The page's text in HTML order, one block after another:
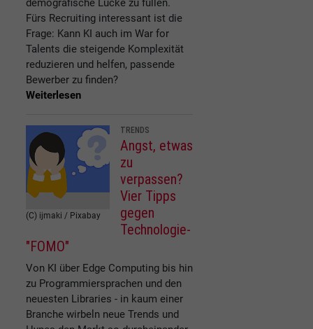
demografische Lücke zu füllen.
Fürs Recruiting interessant ist die
Frage: Kann KI auch im War for
Talents die steigende Komplexität
reduzieren und helfen, passende
Bewerber zu finden?
Weiterlesen
(C) ijmaki / Pixabay
TRENDS
Angst, etwas
zu
verpassen?
Vier Tipps
gegen
Technologie-
"FOMO"
Von KI über Edge Computing bis hin
zu Programmiersprachen und den
neuesten Libraries - in kaum einer
Branche wirbeln neue Trends und